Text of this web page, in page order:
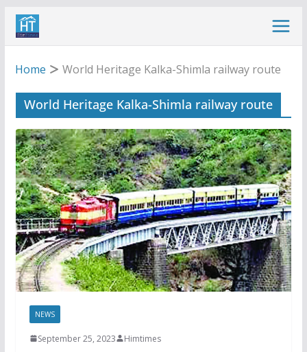
Skip
Home
World Heritage Kalka-Shimla railway route
World Heritage Kalka-Shimla railway route
NEWS
September 25, 2023 Himtimes